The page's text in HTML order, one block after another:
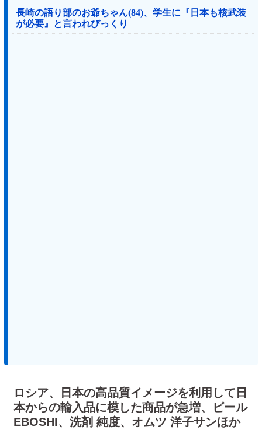
長崎の語り部のお爺ちゃん(84)、学生に『日本も核武装
が必要』と言われびっくり
ロシア、日本の高品質イメージを利用して日
本からの輸入品に模した商品が急増、ビール
EBOSHI、洗剤 純度、オムツ 洋子サンほか